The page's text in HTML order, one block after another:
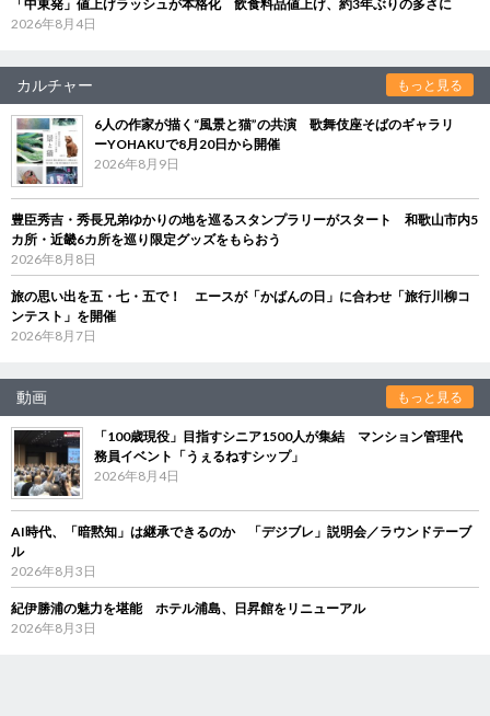
「中東発」値上げラッシュが本格化 飲食料品値上げ、約3年ぶりの多さに
2026年8月4日
カルチャー もっと見る
6人の作家が描く“風景と猫”の共演 歌舞伎座そばのギャラリ
ーYOHAKUで8月20日から開催
2026年8月9日
豊臣秀吉・秀長兄弟ゆかりの地を巡るスタンプラリーがスタート 和歌山市内5
カ所・近畿6カ所を巡り限定グッズをもらおう
2026年8月8日
旅の思い出を五・七・五で！ エースが「かばんの日」に合わせ「旅行川柳コ
ンテスト」を開催
2026年8月7日
動画 もっと見る
「100歳現役」目指すシニア1500人が集結 マンション管理代
務員イベント「うぇるねすシップ」
2026年8月4日
AI時代、「暗黙知」は継承できるのか 「デジブレ」説明会／ラウンドテーブ
ル
2026年8月3日
紀伊勝浦の魅力を堪能 ホテル浦島、日昇館をリニューアル
2026年8月3日